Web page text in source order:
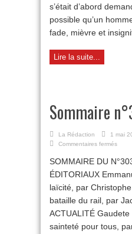
s’était d’abord
possible qu’un
fade, mièvre et
Lire la suite...
Sommaire
La Rédaction
1 mai
Commentaires fermés
SOMMAIRE DU
ÉDITORIAUX
laïcité, par
bataille du rail, par
ACTUALITÉ
sainteté pour tous,